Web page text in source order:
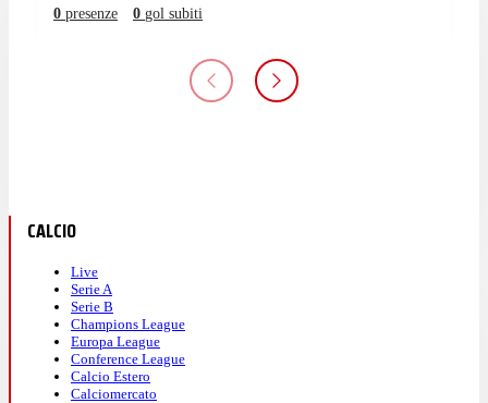
0 presenze 0 gol subiti
CALCIO
Live
Serie A
Serie B
Champions League
Europa League
Conference League
Calcio Estero
Calciomercato